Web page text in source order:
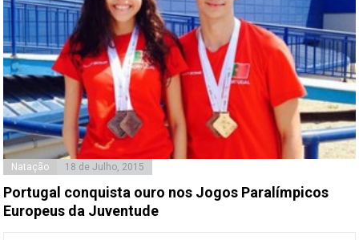
Natação 18 de Julho, 2015
Portugal conquista ouro nos Jogos Paralímpicos
Europeus da Juventude